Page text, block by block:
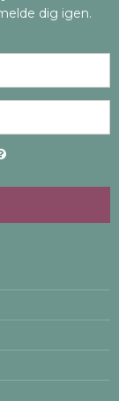
dig igen.